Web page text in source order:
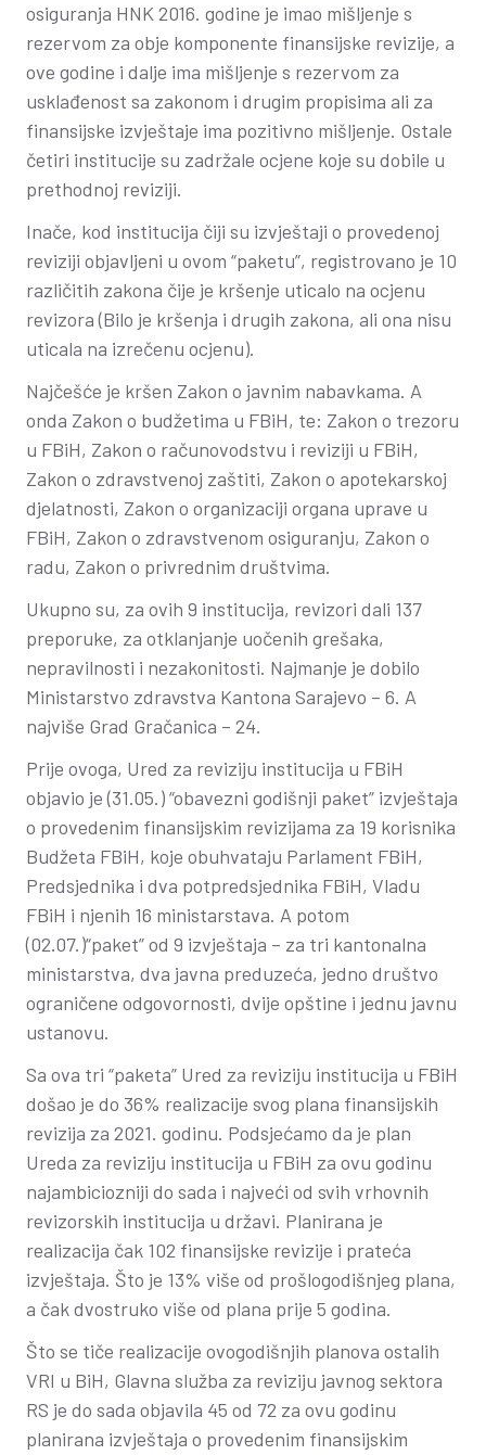
osiguranja HNK 2016. godine je imao mišljenje s
rezervom za obje komponente finansijske revizije, a
ove godine i dalje ima mišljenje s rezervom za
usklađenost sa zakonom i drugim propisima ali za
finansijske izvještaje ima pozitivno mišljenje. Ostale
četiri institucije su zadržale ocjene koje su dobile u
prethodnoj reviziji.
Inače, kod institucija čiji su izvještaji o provedenoj
reviziji objavljeni u ovom “paketu”, registrovano je 10
različitih zakona čije je kršenje uticalo na ocjenu
revizora (Bilo je kršenja i drugih zakona, ali ona nisu
uticala na izrečenu ocjenu).
Najčešće je kršen Zakon o javnim nabavkama. A
onda Zakon o budžetima u FBiH, te: Zakon o trezoru
u FBiH, Zakon o računovodstvu i reviziji u FBiH,
Zakon o zdravstvenoj zaštiti, Zakon o apotekarskoj
djelatnosti, Zakon o organizaciji organa uprave u
FBiH, Zakon o zdravstvenom osiguranju, Zakon o
radu, Zakon o privrednim društvima.
Ukupno su, za ovih 9 institucija, revizori dali 137
preporuke, za otklanjanje uočenih grešaka,
nepravilnosti i nezakonitosti. Najmanje je dobilo
Ministarstvo zdravstva Kantona Sarajevo – 6. A
najviše Grad Gračanica – 24.
Prije ovoga, Ured za reviziju institucija u FBiH
objavio je (31.05.) “obavezni godišnji paket” izvještaja
o provedenim finansijskim revizijama za 19 korisnika
Budžeta FBiH, koje obuhvataju Parlament FBiH,
Predsjednika i dva potpredsjednika FBiH, Vladu
FBiH i njenih 16 ministarstava. A potom
(02.07.)“paket” od 9 izvještaja – za tri kantonalna
ministarstva, dva javna preduzeća, jedno društvo
ograničene odgovornosti, dvije opštine i jednu javnu
ustanovu.
Sa ova tri “paketa” Ured za reviziju institucija u FBiH
došao je do 36% realizacije svog plana finansijskih
revizija za 2021. godinu. Podsjećamo da je plan
Ureda za reviziju institucija u FBiH za ovu godinu
najambiciozniji do sada i najveći od svih vrhovnih
revizorskih institucija u državi. Planirana je
realizacija čak 102 finansijske revizije i prateća
izvještaja. Što je 13% više od prošlogodišnjeg plana,
a čak dvostruko više od plana prije 5 godina.
Što se tiče realizacije ovogodišnjih planova ostalih
VRI u BiH, Glavna služba za reviziju javnog sektora
RS je do sada objavila 45 od 72 za ovu godinu
planirana izvještaja o provedenim finansijskim